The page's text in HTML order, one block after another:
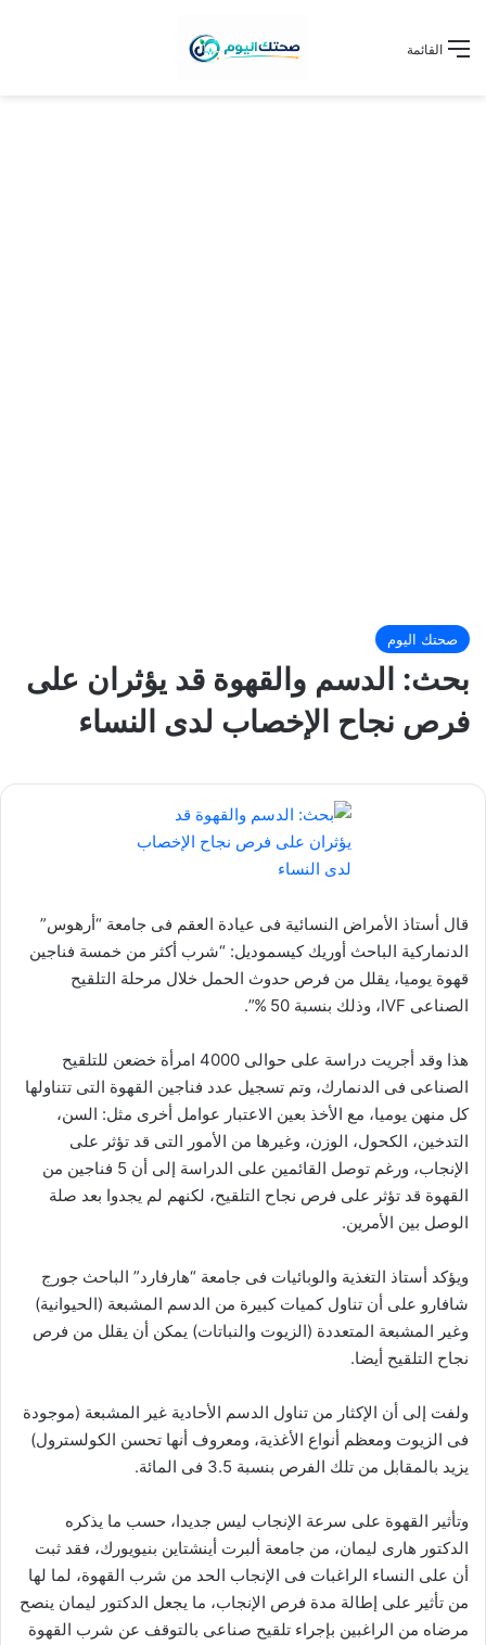
القائمة
صحتك اليوم
بحث: الدسم والقهوة قد يؤثران على
فرص نجاح الإخصاب لدى النساء
قال أستاذ الأمراض النسائية فى عيادة العقم فى جامعة “أرهوس”
الدنماركية الباحث أوريك كيسموديل: “شرب أكثر من خمسة فناجين
قهوة يوميا، يقلل من فرص حدوث الحمل خلال مرحلة التلقيح
الصناعى IVF، وذلك بنسبة 50 %”.
هذا وقد أجريت دراسة على حوالى 4000 امرأة خضعن للتلقيح
الصناعى فى الدنمارك، وتم تسجيل عدد فناجين القهوة التى تتناولها
كل منهن يوميا، مع الأخذ بعين الاعتبار عوامل أخرى مثل: السن،
التدخين، الكحول، الوزن، وغيرها من الأمور التى قد تؤثر على
الإنجاب، ورغم توصل القائمين على الدراسة إلى أن 5 فناجين من
القهوة قد تؤثر على فرص نجاح التلقيح، لكنهم لم يجدوا بعد صلة
الوصل بين الأمرين.
ويؤكد أستاذ التغذية والوبائيات فى جامعة “هارفارد” الباحث جورج
شافارو على أن تناول كميات كبيرة من الدسم المشبعة (الحيوانية)
وغير المشبعة المتعددة (الزيوت والنباتات) يمكن أن يقلل من فرص
نجاح التلقيح أيضا.
ولفت إلى أن الإكثار من تناول الدسم الأحادية غير المشبعة (موجودة
فى الزيوت ومعظم أنواع الأغذية، ومعروف أنها تحسن الكولسترول)
يزيد بالمقابل من تلك الفرص بنسبة 3.5 فى المائة.
وتأثير القهوة على سرعة الإنجاب ليس جديدا، حسب ما يذكره
الدكتور هارى ليمان، من جامعة ألبرت أينشتاين بنيويورك، فقد ثبت
أن على النساء الراغبات فى الإنجاب الحد من شرب القهوة، لما لها
من تأثير على إطالة مدة فرص الإنجاب، ما يجعل الدكتور ليمان ينصح
مرضاه من الراغبين بإجراء تلقيح صناعى بالتوقف عن شرب القهوة